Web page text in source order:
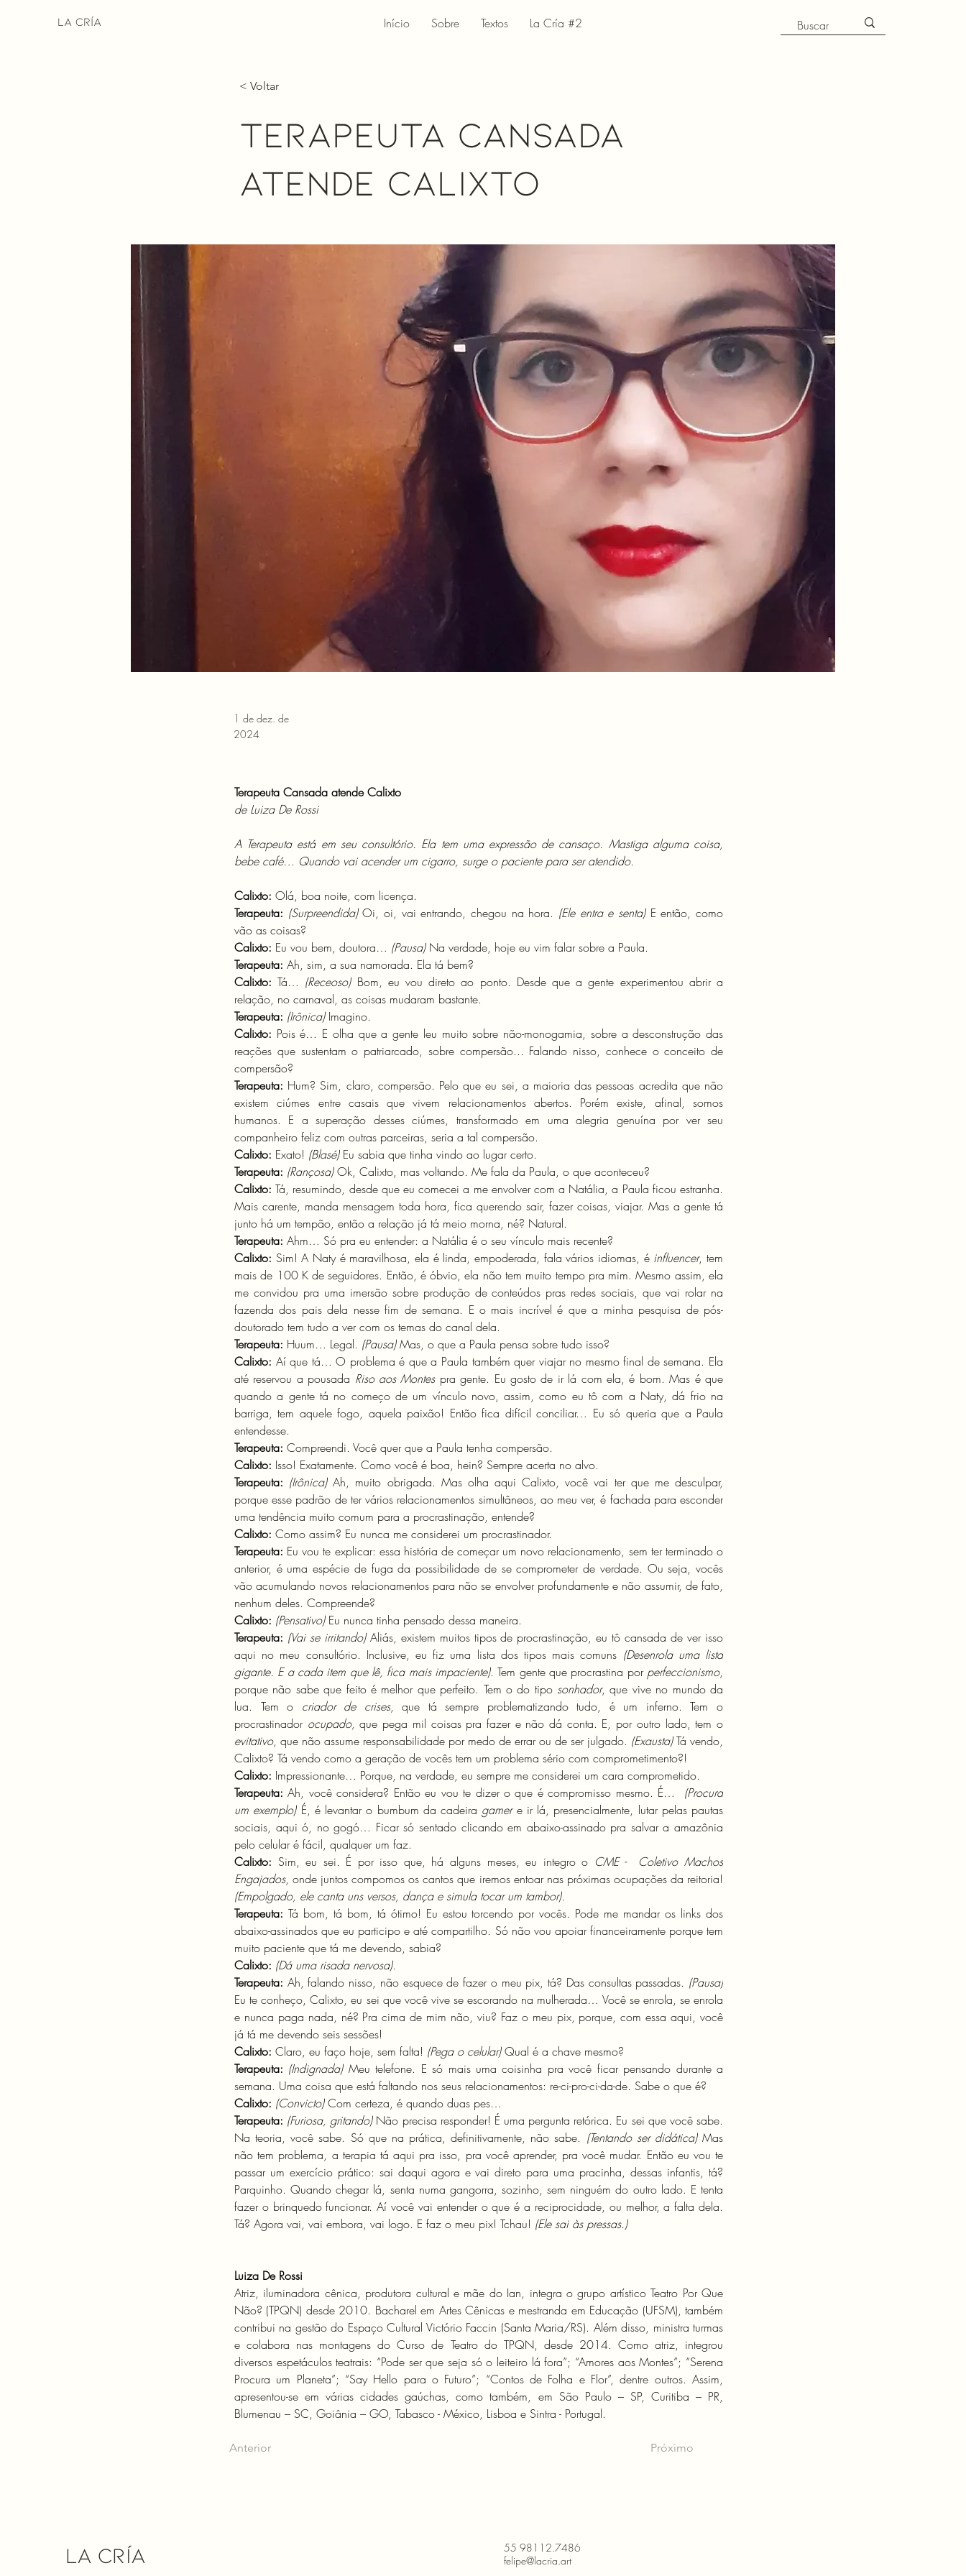
La Cría Início Sobre Textos La Cría #2
< Voltar
Terapeuta Cansada
atende Calixto
1 de dez. de
2024
Terapeuta Cansada atende Calixto
de Luiza De Rossi
A Terapeuta está em seu consultório. Ela tem uma expressão de cansaço. Mastiga alguma coisa,
bebe café… Quando vai acender um cigarro, surge o paciente para ser atendido.
Calixto: Olá, boa noite, com licença.
Terapeuta: (Surpreendida) Oi, oi, vai entrando, chegou na hora. (Ele entra e senta) E então, como
vão as coisas?
Calixto: Eu vou bem, doutora… (Pausa) Na verdade, hoje eu vim falar sobre a Paula.
Terapeuta: Ah, sim, a sua namorada. Ela tá bem?
Calixto: Tá… (Receoso) Bom, eu vou direto ao ponto. Desde que a gente experimentou abrir a
relação, no carnaval, as coisas mudaram bastante.
Terapeuta: (Irônica) Imagino.
Calixto: Pois é… E olha que a gente leu muito sobre não-monogamia, sobre a desconstrução das
reações que sustentam o patriarcado, sobre compersão... Falando nisso, conhece o conceito de
compersão?
Terapeuta: Hum? Sim, claro, compersão. Pelo que eu sei, a maioria das pessoas acredita que não
existem ciúmes entre casais que vivem relacionamentos abertos. Porém existe, afinal, somos
humanos. E a superação desses ciúmes, transformado em uma alegria genuína por ver seu
companheiro feliz com outras parceiras, seria a tal compersão.
Calixto: Exato! (Blasé) Eu sabia que tinha vindo ao lugar certo.
Terapeuta: (Rançosa) Ok, Calixto, mas voltando. Me fala da Paula, o que aconteceu?
Calixto: Tá, resumindo, desde que eu comecei a me envolver com a Natália, a Paula ficou estranha.
Mais carente, manda mensagem toda hora, fica querendo sair, fazer coisas, viajar. Mas a gente tá
junto há um tempão, então a relação já tá meio morna, né? Natural.
Terapeuta: Ahm… Só pra eu entender: a Natália é o seu vínculo mais recente?
Calixto: Sim! A Naty é maravilhosa, ela é linda, empoderada, fala vários idiomas, é influencer, tem
mais de 100 K de seguidores. Então, é óbvio, ela não tem muito tempo pra mim. Mesmo assim, ela
me convidou pra uma imersão sobre produção de conteúdos pras redes sociais, que vai rolar na
fazenda dos pais dela nesse fim de semana. E o mais incrível é que a minha pesquisa de pós-
doutorado tem tudo a ver com os temas do canal dela.
Terapeuta: Huum… Legal. (Pausa) Mas, o que a Paula pensa sobre tudo isso?
Calixto: Aí que tá… O problema é que a Paula também quer viajar no mesmo final de semana. Ela
até reservou a pousada Riso aos Montes pra gente. Eu gosto de ir lá com ela, é bom. Mas é que
quando a gente tá no começo de um vínculo novo, assim, como eu tô com a Naty, dá frio na
barriga, tem aquele fogo, aquela paixão! Então fica difícil conciliar… Eu só queria que a Paula
entendesse.
Terapeuta: Compreendi. Você quer que a Paula tenha compersão.
Calixto: Isso! Exatamente. Como você é boa, hein? Sempre acerta no alvo.
Terapeuta: (Irônica) Ah, muito obrigada. Mas olha aqui Calixto, você vai ter que me desculpar,
porque esse padrão de ter vários relacionamentos simultâneos, ao meu ver, é fachada para esconder
uma tendência muito comum para a procrastinação, entende?
Calixto: Como assim? Eu nunca me considerei um procrastinador.
Terapeuta: Eu vou te explicar: essa história de começar um novo relacionamento, sem ter terminado o
anterior, é uma espécie de fuga da possibilidade de se comprometer de verdade. Ou seja, vocês
vão acumulando novos relacionamentos para não se envolver profundamente e não assumir, de fato,
nenhum deles. Compreende?
Calixto: (Pensativo) Eu nunca tinha pensado dessa maneira.
Terapeuta: (Vai se irritando) Aliás, existem muitos tipos de procrastinação, eu tô cansada de ver isso
aqui no meu consultório. Inclusive, eu fiz uma lista dos tipos mais comuns (Desenrola uma lista
gigante. E a cada item que lê, fica mais impaciente). Tem gente que procrastina por perfeccionismo,
porque não sabe que feito é melhor que perfeito. Tem o do tipo sonhador, que vive no mundo da
lua. Tem o criador de crises, que tá sempre problematizando tudo, é um inferno. Tem o
procrastinador ocupado,
evitativo, que não assume responsabilidade por medo de errar ou de ser julgado. (Exausta) Tá vendo,
Calixto? Tá vendo como a geração de vocês tem um problema sério com comprometimento?!
Calixto: Impressionante… Porque, na verdade, eu sempre me considerei um cara comprometido.
Terapeuta: Ah, você considera? Então eu vou te dizer o que é compromisso mesmo. É… (Procura
um exemplo) É, é levantar o bumbum da cadeira gamer e ir lá, presencialmente, lutar pelas pautas
sociais, aqui ó, no gogó… Ficar só sentado clicando em abaixo-assinado pra salvar a amazônia
pelo celular é fácil, qualquer um faz.
Calixto: Sim, eu sei. É por isso que, há alguns meses, eu integro o CME -  Coletivo Machos
Engajados
(Empolgado, ele canta uns versos, dança e simula tocar um tambor).
Terapeuta: Tá bom, tá bom, tá ótimo! Eu estou torcendo por vocês. Pode me mandar os links dos
abaixo-assinados que eu participo e até compartilho. Só não vou apoiar financeiramente porque tem
muito paciente que tá me devendo, sabia?
Calixto: (Dá uma risada nervosa).
Terapeuta: Ah, falando nisso, não esquece de fazer o meu pix, tá? Das consultas passadas.
Eu te conheço, Calixto, eu sei que você vive se escorando na mulherada… Você se enrola, se enrola
e nunca paga nada, né? Pra cima de mim não, viu? Faz o meu pix, porque, com essa aqui, você
já tá me devendo seis sessões!
Calixto: Claro, eu faço hoje, sem falta! (Pega o celular) Qual é a chave mesmo?
Terapeuta: (Indignada) Meu telefone. E só mais uma coisinha pra você ficar pensando durante a
semana. Uma coisa que está faltando nos seus relacionamentos: re-ci-pro-ci-da-de. Sabe o que é?
Calixto: (Convicto) Com certeza, é quando duas pes…
Terapeuta: (Furiosa, gritando) Não precisa responder! É uma pergunta retórica. Eu sei que você sabe.
Na teoria, você sabe. Só que na prática, definitivamente, não sabe. (Tentando ser didática) Mas
não tem problema, a terapia tá aqui pra isso, pra você aprender, pra você mudar. Então eu vou te
passar um exercício prático: sai daqui agora e vai direto para uma pracinha, dessas infantis, tá?
Parquinho. Quando chegar lá, senta numa gangorra, sozinho, sem ninguém do outro lado. E tenta
fazer o brinquedo funcionar. Aí você vai entender o que é a reciprocidade, ou melhor, a falta dela.
Tá? Agora vai, vai embora, vai logo. E faz o meu pix! Tchau! (Ele sai às pressas.)
Luiza De Rossi
Atriz, iluminadora cênica, produtora cultural e mãe do Ian, integra o grupo artístico Teatro Por Que
Não? (TPQN) desde 2010. Bacharel em Artes Cênicas e mestranda em Educação (UFSM), também
contribui na gestão do Espaço Cultural Victório Faccin (Santa Maria/RS). Além disso, ministra turmas
e colabora nas montagens do Curso de Teatro do TPQN, desde 2014. Como atriz, integrou
diversos espetáculos teatrais: “Pode ser que seja só o leiteiro lá fora”; “Amores aos Montes”; “Serena
Procura um Planeta”; “Say Hello para o Futuro”; “Contos de Folha e Flor”, dentre outros. Assim,
apresentou-se em várias cidades gaúchas, como também, em São Paulo – SP, Curitiba – PR,
Blumenau – SC, Goiânia – GO, Tabasco - México, Lisboa e Sintra - Portugal.
Próximo
Anterior
La Cría
55 98112.7486
felipe@lacria.art